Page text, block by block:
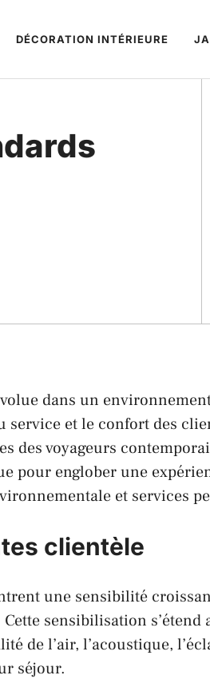
DÉCORATION INTÉRIEURE
dans un
service et le confort des
des voyageurs
pour englober une
et services
clientèle
une sensibilité
sensibilisation
de l’air, l’acoustique,
séjour.